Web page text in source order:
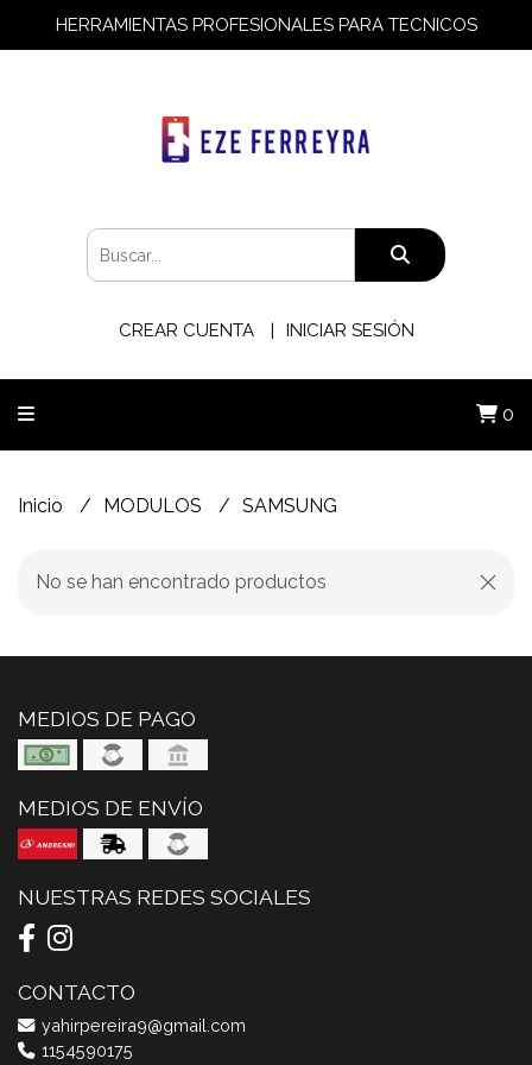
HERRAMIENTAS PROFESIONALES PARA TECNICOS
CREAR CUENTA INICIAR SESIÓN
0
Inicio MODULOS SAMSUNG
No se han encontrado productos
MEDIOS DE PAGO
MEDIOS DE ENVÍO
NUESTRAS REDES SOCIALES
CONTACTO
yahirpereira9@gmail.com
1154590175